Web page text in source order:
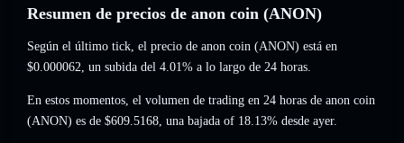
Resumen de precios de anon coin (ANON)
Según el último tick, el precio de anon coin (ANON) está en
$0.000062, un subida del 4.01% a lo largo de 24 horas.
En estos momentos, el volumen de trading en 24 horas de anon coin
(ANON) es de $609.5168, una bajada of 18.13% desde ayer.